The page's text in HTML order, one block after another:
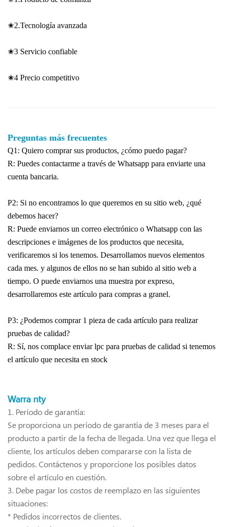
✬2.Tecnología avanzada
✬3 Servicio confiable
✬4 Precio competitivo
Preguntas más frecuentes
Q1: Quiero comprar sus productos, ¿cómo puedo pagar?
R: Puedes contactarme a través de Whatsapp para enviarte una
cuenta bancaria.
P2: Si no encontramos lo que queremos en su sitio web, ¿qué
debemos hacer?
R: Puede enviarnos un correo electrónico o Whatsapp con las
descripciones e imágenes de los productos que necesita,
verificaremos si los tenemos. Desarrollamos nuevos elementos
cada mes. y algunos de ellos no se han subido al sitio web a
tiempo. O puede enviarnos una muestra por expreso,
desarrollaremos este artículo para compras a granel.
P3: ¿Podemos comprar 1 pieza de cada artículo para realizar
pruebas de calidad?
R: Sí, nos complace enviar lpc para pruebas de calidad si tenemos
el artículo que necesita en stock
Warra nty
1. Período de garantía:
Se proporciona un período de garantía de 3 meses para el
producto a partir de la fecha de llegada. Una vez que llega el
cliente, los artículos deben compararse con la lista de
pedidos. Contáctenos y proporcione los posibles datos
sobre el artículo en cuestión.
3. Debe pagar los costos de reemplazo en las siguientes
situaciones:
* Pedidos incorrectos de clientes.